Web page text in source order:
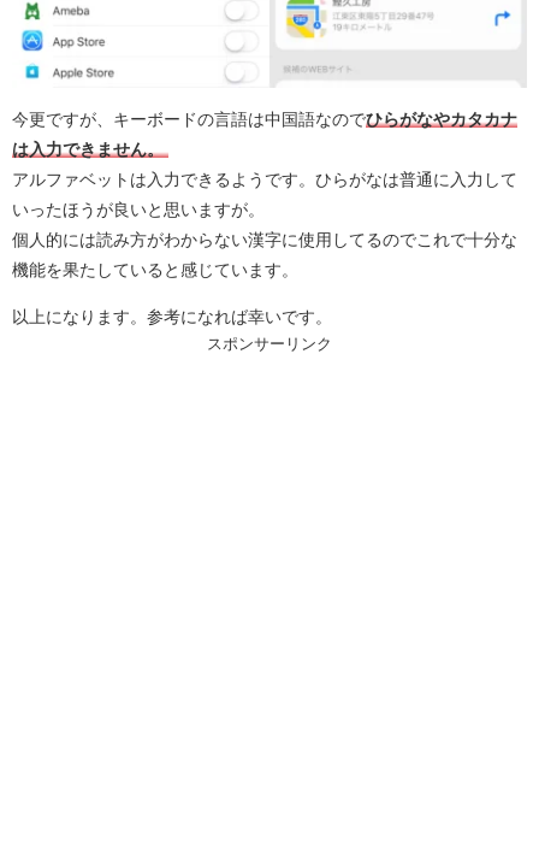
今更ですが、キーボードの言語は中国語なのでひらがなやカタカナ
は入力できません。
アルファベットは入力できるようです。ひらがなは普通に入力して
いったほうが良いと思いますが。
個人的には読み方がわからない漢字に使用してるのでこれで十分な
機能を果たしていると感じています。
以上になります。参考になれば幸いです。
スポンサーリンク